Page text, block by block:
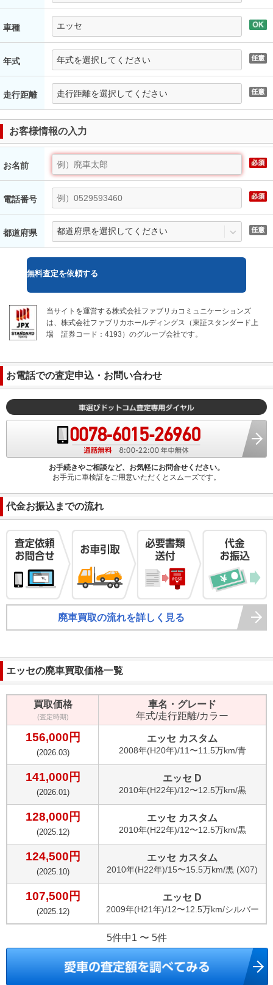
車種
年式
走行距離
お客様情報の入力
お名前
電話番号
都道府県
無料査定を依頼する
当サイトを運営する株式会社ファブリカコミュニケーションズ
は、株式会社ファブリカホールディングス（東証スタンダード上
場
証券コード：4193）のグループ会社です。
お電話での査定申込・お問い合わせ
お手続きやご相談など、お気軽にお問合せください。
お手元に車検証をご用意いただくとスムーズです。
代金お振込までの流れ
廃車買取の流れを詳しく見る
エッセの廃車買取価格一覧
買取価格
(査定時期)
車名・グレード
年式/走行距離/カラー
156,000 円
(2026.03)
エッセ カスタム
2008年(H20年)/11〜11.5万km/青
141,000 円
(2026.01)
エッセ D
2010年(H22年)/12〜12.5万km/黒
128,000 円
(2025.12)
エッセ カスタム
2010年(H22年)/12〜12.5万km/黒
124,500 円
(2025.10)
エッセ カスタム
2010年(H22年)/15〜15.5万km/黒 (X07)
107,500 円
(2025.12)
エッセ D
2009年(H21年)/12〜12.5万km/シルバー
5件中1 〜 5件